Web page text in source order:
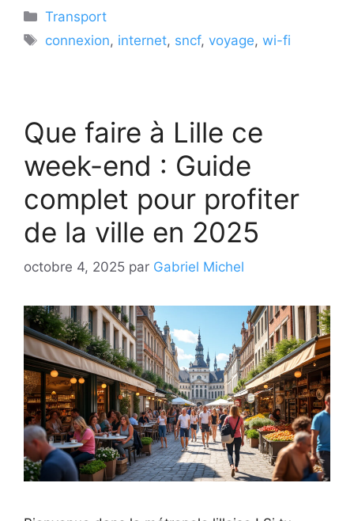
Catégories
Transport
Étiquettes
connexion, internet, sncf,voyage,wi-fi
Que faire à Lille ce
week-end : Guide
complet pour profiter
de la ville en 2025
octobre 4, 2025 par Gabriel Michel